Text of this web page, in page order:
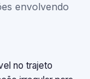
envolvendo
no trajeto